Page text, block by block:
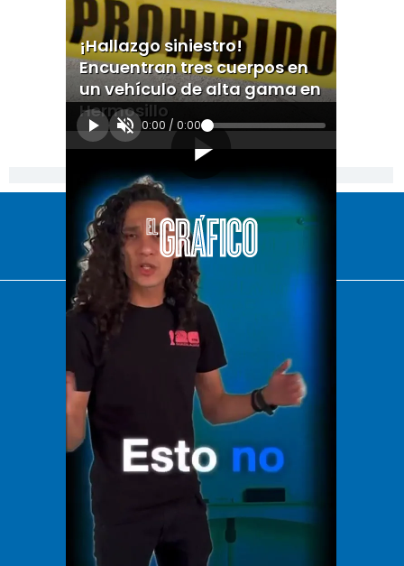
¡Hallazgo siniestro!
Encuentran tres cuerpos en
un vehículo de alta gama en
Hermosillo
0:00 / 0:00
[Publicidad]
El Universal
Vive USA
Clase
De 10 sports
DeDinero
Confabulario